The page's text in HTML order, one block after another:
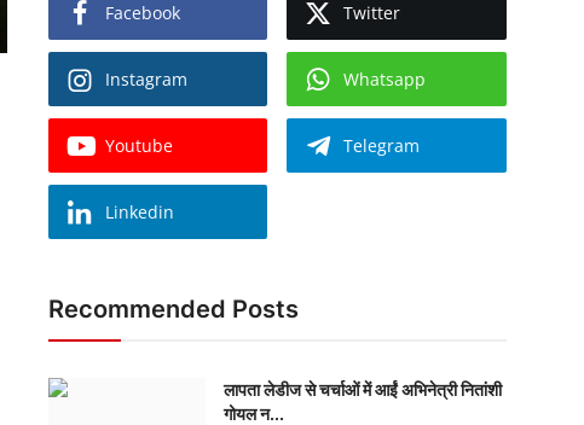
Facebook Twitter
Instagram Whatsapp
Youtube Telegram
Linkedin
Recommended Posts
लापता लेडीज से चर्चाओं में आईं अभिनेत्री नितांशी
गोयल न...